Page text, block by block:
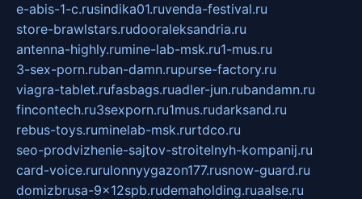
e-abis-1-c.rusindika01.ruvenda-festival.ru
store-brawlstars.rudooraleksandria.ru
antenna-highly.rumine-lab-msk.ru1-mus.ru
3-sex-porn.ruban-damn.rupurse-factory.ru
viagra-tablet.rufasbags.ruadler-jun.rubandamn.ru
fincontech.ru3sexporn.ru1mus.rudarksand.ru
rebus-toys.ruminelab-msk.rurtdco.ru
seo-prodvizhenie-sajtov-stroitelnyh-kompanij.ru
card-voice.rurulonnyygazon177.rusnow-guard.ru
domizbrusa-9x12spb.rudemaholding.ruaalse.ru